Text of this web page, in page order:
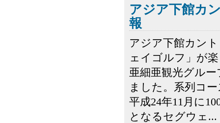
アジア下館カ
報
アジア下館カン
ェイゴルフ」が
亜細亜観光グル
ました。系列コ
平成24年11月に
となるセグウェ...